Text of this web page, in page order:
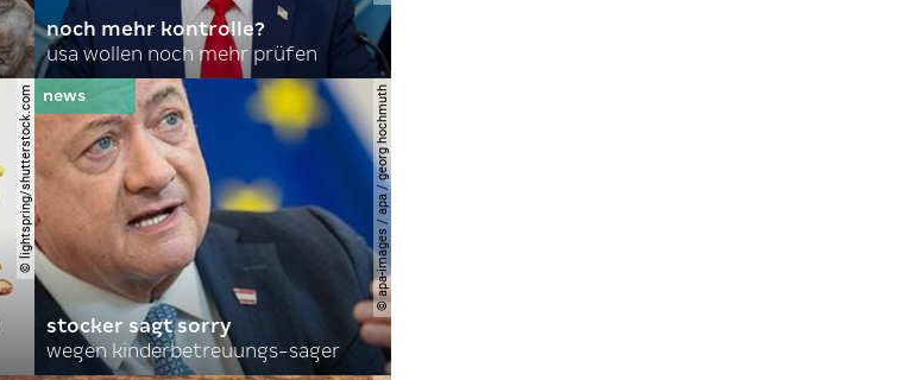
noch mehr kontrolle?
usa wollen noch mehr prüfen
© lightspring/shutterstock.com © apa-images / apa / georg hochmuth
stocker sagt sorry
wegen kinderbetreuungs-sager